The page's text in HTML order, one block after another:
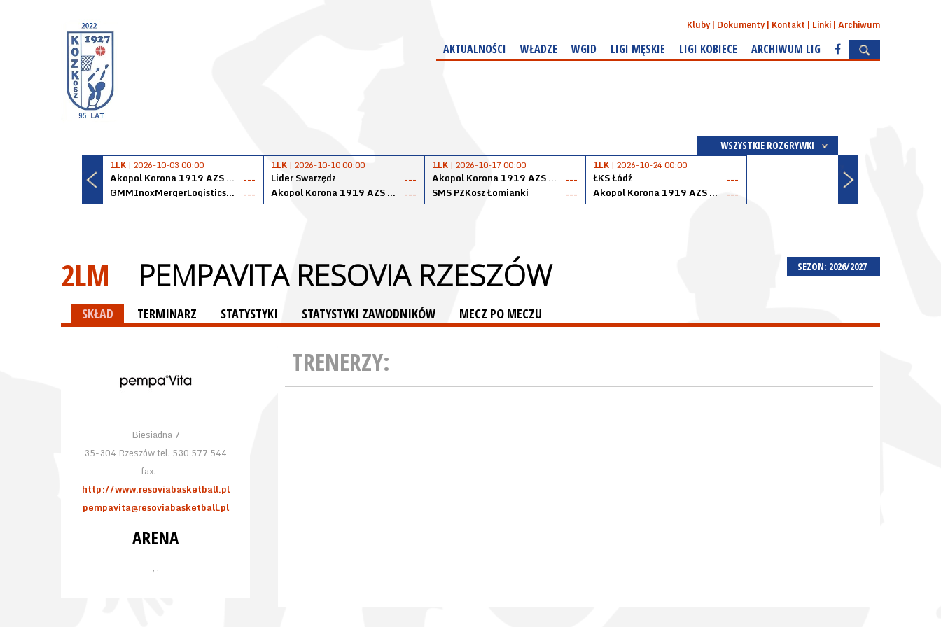
Kluby Dokumenty Kontakt Linki Archiwum
AKTUALNOŚCI WŁADZE WGID LIGI MĘSKIE LIGI KOBIECE ARCHIWUM LIG
WSZYSTKIE ROZGRYWKI
1LK | 2026-10-03 00:00
Akopol Korona 1919 AZS PK Kraków
---
GMMInoxMergerLogisticsPanteryŁańcut
---
1LK | 2026-10-10 00:00
Lider Swarzędz
---
Akopol Korona 1919 AZS PK Kraków
---
1LK | 2026-10-17 00:00
Akopol Korona 1919 AZS PK Kraków
---
SMS PZKosz Łomianki
---
1LK | 2026-10-24 00:00
ŁKS Łódź
---
Akopol Korona 1919 AZS PK Kraków
---
SEZON: 2026/2027
2LM PEMPAVITA RESOVIA RZESZÓW
SKŁAD TERMINARZ STATYSTYKI STATYSTYKI ZAWODNIKÓW MECZ PO MECZU
Biesiadna 7
35-304 Rzeszów tel. 530 577 544
fax. ---
http://www.resoviabasketball.pl
pempavita@resoviabasketball.pl
ARENA
, ,
TRENERZY: